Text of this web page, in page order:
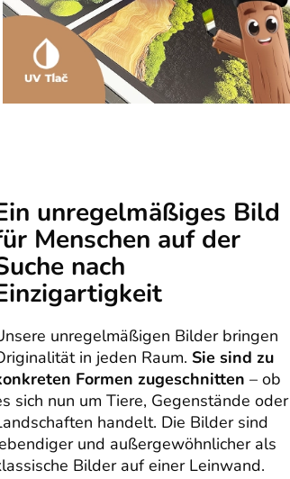
unregelmäßiges Bild
Menschen auf der
nach
unregelmäßigen Bilder bringen
in jeden Raum. Sie sind zu
Formen zugeschnitten – ob
sich nun um Tiere, Gegenstände oder
handelt. Die Bilder sind
und außergewöhnlicher als
Bilder auf einer Leinwand.